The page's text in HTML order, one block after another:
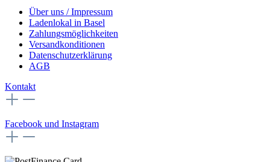
Über uns / Impressum
Ladenlokal in Basel
Zahlungsmöglichkeiten
Versandkonditionen
Datenschutzerklärung
AGB
Kontakt
Facebook und Instagram